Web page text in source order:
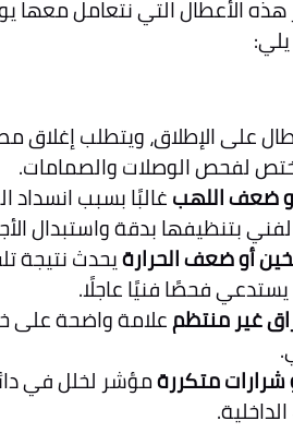
هذه الأعطال التي نتعامل
على الإطلاق، ويتطلب إغلاق
لفحص الوصلات والصمامات.
ضعف اللهبغالبًا بسبب
بتنظيفها بدقة واستبدال
أو ضعف الحرارةيحدث نتيجة
فحصًا فنيًا عاجلًا.
غير منتظمعلامة واضحة على
متكررةمؤشر لخلل في